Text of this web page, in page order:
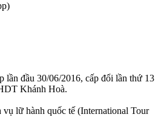
lần đầu 30/06/2016, cấp đổi lần thứ 13
Khánh Hoà.
lữ hành quốc tế (International Tour